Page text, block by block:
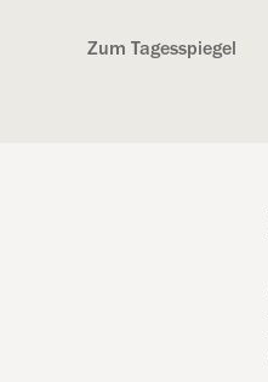
Zum Tagesspiegel